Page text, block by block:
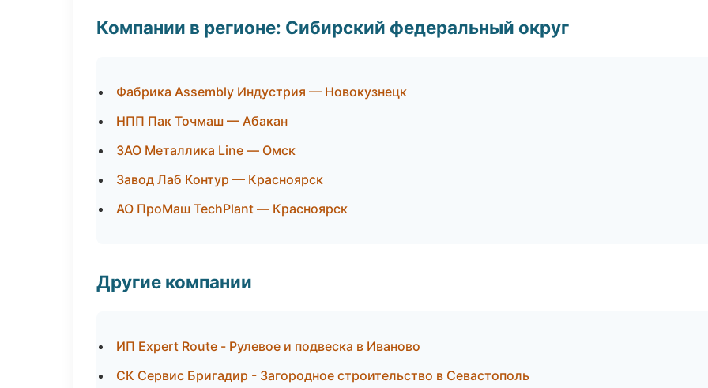
Компании в регионе: Сибирский федеральный округ
Фабрика Assembly Индустрия — Новокузнецк
НПП Пак Точмаш — Абакан
ЗАО Металлика Line — Омск
Завод Лаб Контур — Красноярск
АО ПроМаш TechPlant — Красноярск
Другие компании
ИП Expert Route - Рулевое и подвеска в Иваново
СК Сервис Бригадир - Загородное строительство в Севастополь